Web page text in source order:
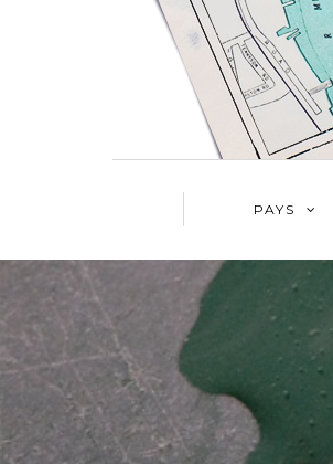
PAYS